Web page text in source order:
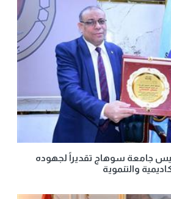
جامعة سوهاج تقديراً لجهوده
والتنموية